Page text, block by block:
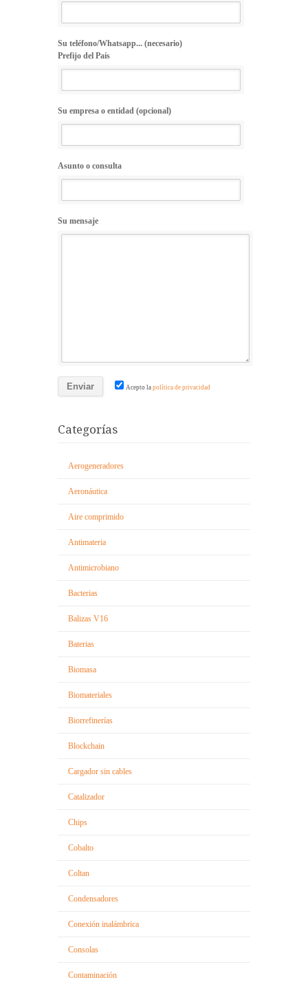
Su teléfono/Whatsapp... (necesario)
Prefijo del País
Su empresa o entidad (opcional)
Asunto o consulta
Su mensaje
Acepto la política de privacidad
Categorías
Aerogeneradores
Aeronáutica
Aire comprimido
Antimateria
Antimicrobiano
Bacterias
Balizas V16
Baterias
Biomasa
Biomateriales
Biorrefinerías
Blockchain
Cargador sin cables
Catalizador
Chips
Cobalto
Coltan
Condensadores
Conexión inalámbrica
Consolas
Contaminación